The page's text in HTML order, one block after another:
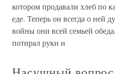
котором продавали хлеб по
еде. Теперь он всегда о ней
войны они всей семьей
потирал руки и